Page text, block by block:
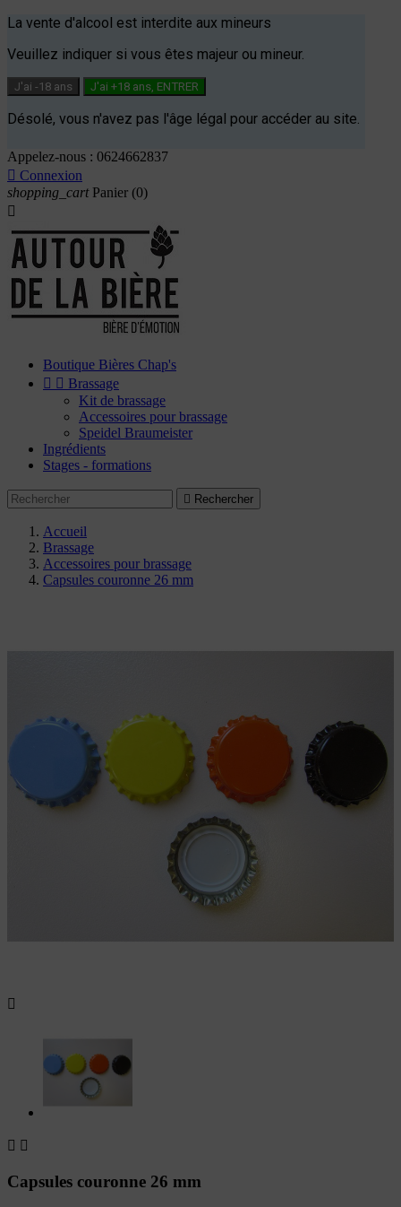
La vente d'alcool est interdite aux mineurs
Veuillez indiquer si vous êtes majeur ou mineur.
J'ai -18 ans J'ai +18 ans, ENTRER
Désolé, vous n'avez pas l'âge légal pour accéder au site.
Appelez-nous : 0624662837
 Connexion
shopping_cart Panier (0)

Boutique Bières Chap's
  Brassage
Kit de brassage
Accessoires pour brassage
Speidel Braumeister
Ingrédients
Stages - formations
 Rechercher
Accueil
Brassage
Accessoires pour brassage
Capsules couronne 26 mm

 
Capsules couronne 26 mm